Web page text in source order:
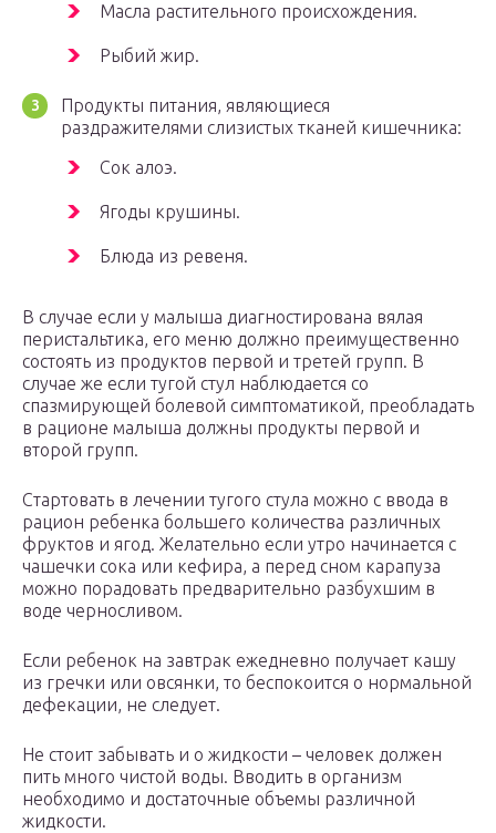
Масла растительного происхождения.
Рыбий жир.
Продукты питания, являющиеся
раздражителями слизистых тканей кишечника:
Сок алоэ.
Ягоды крушины.
Блюда из ревеня.
В случае если у малыша диагностирована вялая
перистальтика, его меню должно преимущественно
состоять из продуктов первой и третей групп. В
случае же если тугой стул наблюдается со
спазмирующей болевой симптоматикой, преобладать
в рационе малыша должны продукты первой и
второй групп.
Стартовать в лечении тугого стула можно с ввода в
рацион ребенка большего количества различных
фруктов и ягод. Желательно если утро начинается с
чашечки сока или кефира, а перед сном карапуза
можно порадовать предварительно разбухшим в
воде черносливом.
Если ребенок на завтрак ежедневно получает кашу
из гречки или овсянки, то беспокоится о нормальной
дефекации, не следует.
Не стоит забывать и о жидкости – человек должен
пить много чистой воды. Вводить в организм
необходимо и достаточные объемы различной
жидкости.